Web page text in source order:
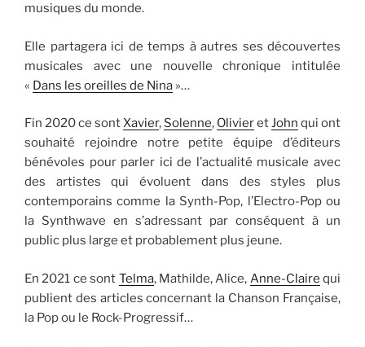
musiques du monde.
Elle partagera ici de temps à autres ses découvertes
musicales avec une nouvelle chronique intitulée
« Dans les oreilles de Nina »…
Fin 2020 ce sontXavier, Solenne, OlivieretJohn qui ont
souhaité rejoindre notre petite équipe d’éditeurs
bénévoles pour parler ici de l’actualité musicale avec
des artistes qui évoluent dans des styles plus
contemporains comme la Synth-Pop, l’Electro-Pop ou
la Synthwave en s’adressant par conséquent à un
public plus large et probablement plus jeune.
En 2021 ce sont Telma, Mathilde, Alice, Anne-Claire qui
publient des articles concernant la Chanson Française,
la Pop ou le Rock-Progressif…